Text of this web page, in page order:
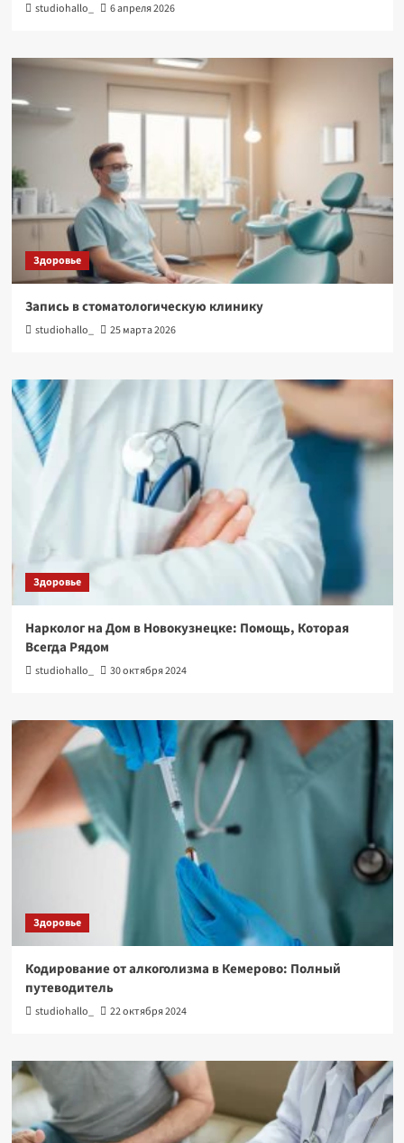
studiohallo_ 6 апреля 2026
Здоровье
Запись в стоматологическую клинику
studiohallo_ 25 марта 2026
Здоровье
Нарколог на Дом в Новокузнецке: Помощь, Которая
Всегда Рядом
studiohallo_ 30 октября 2024
Здоровье
Кодирование от алкоголизма в Кемерово: Полный
путеводитель
studiohallo_ 22 октября 2024